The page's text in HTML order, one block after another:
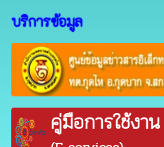
บริการข้อมูล
คู่มือการใช้งาน